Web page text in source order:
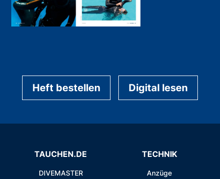
Heft bestellen Digital lesen
TAUCHEN.DE
DIVEMASTER
TECHNIK
Anzüge